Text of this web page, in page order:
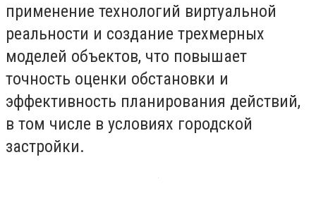
применение технологий виртуальной
реальности и создание трехмерных
моделей объектов, что повышает
точность оценки обстановки и
эффективность планирования действий,
в том числе в условиях городской
застройки.